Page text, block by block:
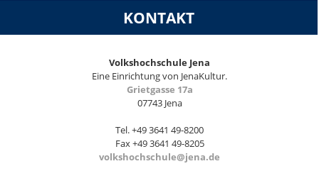
KONTAKT
Volkshochschule Jena
Eine Einrichtung von JenaKultur.
Grietgasse 17a
07743 Jena
Tel. +49 3641 49-8200
Fax +49 3641 49-8205
volkshochschule@jena.de